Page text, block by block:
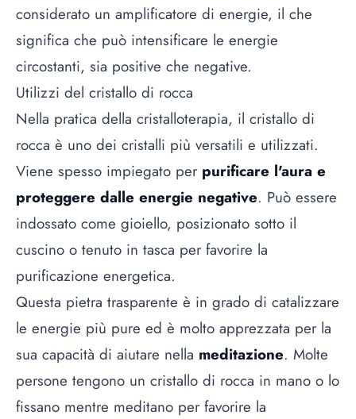
considerato un amplificatore di energie, il che
significa che può intensificare le energie
circostanti, sia positive che negative.
Utilizzi del cristallo di rocca
Nella pratica della cristalloterapia, il cristallo di
rocca è uno dei cristalli più versatili e utilizzati.
Viene spesso impiegato per purificare l'aura e
proteggere dalle energie negative. Può essere
indossato come gioiello, posizionato sotto il
cuscino o tenuto in tasca per favorire la
purificazione energetica.
Questa pietra trasparente è in grado di catalizzare
le energie più pure ed è molto apprezzata per la
sua capacità di aiutare nella meditazione. Molte
persone tengono un cristallo di rocca in mano o lo
fissano mentre meditano per favorire la